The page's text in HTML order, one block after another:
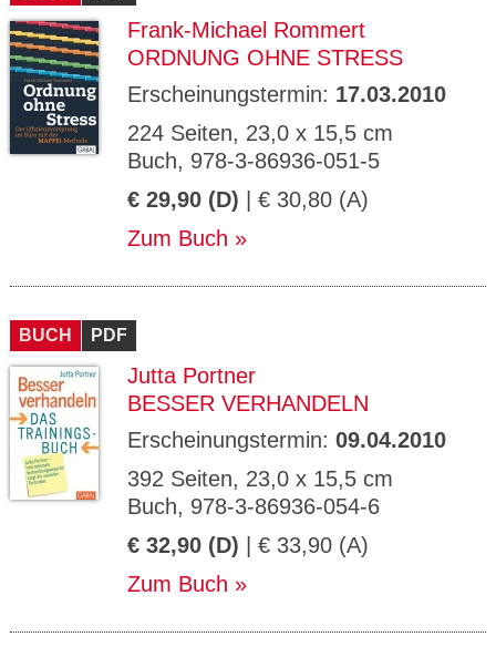
Frank-Michael Rommert
ORDNUNG OHNE STRESS
Erscheinungstermin: 17.03.2010
224 Seiten, 23,0 x 15,5 cm
Buch, 978-3-86936-051-5
€ 29,90 (D) | € 30,80 (A)
Zum Buch
BUCH PDF
Jutta Portner
BESSER VERHANDELN
Erscheinungstermin: 09.04.2010
392 Seiten, 23,0 x 15,5 cm
Buch, 978-3-86936-054-6
€ 32,90 (D) | € 33,90 (A)
Zum Buch